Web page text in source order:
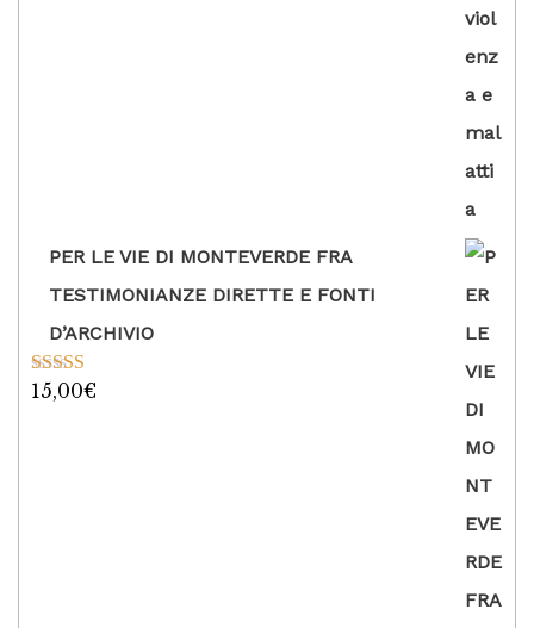
PER LE VIE DI MONTEVERDE FRA
TESTIMONIANZE DIRETTE E FONTI
D’ARCHIVIO
Valutato
15,00€